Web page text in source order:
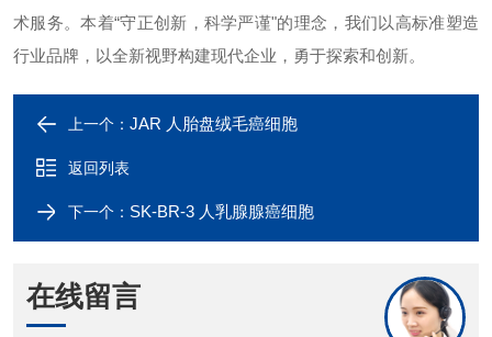
术服务。本着“守正创新，科学严谨"的理念，我们以高标准塑造
行业品牌，以全新视野构建现代企业，勇于探索和创新。
上一个： JAR 人胎盘绒毛癌细胞
返回列表
下一个： SK-BR-3 人乳腺腺癌细胞
在线留言